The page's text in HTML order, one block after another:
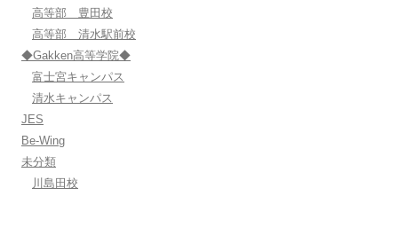
高等部 豊田校
高等部 清水駅前校
◆Gakken高等学院◆
富士宮キャンパス
清水キャンパス
JES
Be-Wing
未分類
川島田校